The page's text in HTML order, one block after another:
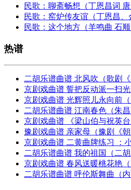
民歌：聊斋畅想（丁恩昌词 唐
民歌：窑炉传友谊（丁恩昌、
民歌：这个地方（羊鸣曲 石顺
热谱
二胡乐谱曲谱 北风吹（歌剧《
京剧戏曲谱 誓把反动派一扫
京剧戏曲谱 光辉照儿永向前
二胡乐谱曲谱 江南春色（朱昌
京剧戏曲谱 《梁山伯与祝英
豫剧戏曲谱 亲家母（豫剧《
京剧戏曲谱 二黄曲牌练习 ：
二胡乐谱曲谱 我的祖国（二
京剧戏曲谱 春风送暖桃花艳（
二胡乐谱曲谱 呼伦斯舞曲（内